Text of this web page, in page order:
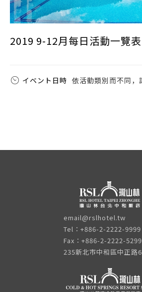
2019 9-12月每日活動一覽表
イベント日時 依活動類別而不同，
email@rslhotel.tw
Tel：+886-2-2222-9999
Fax：+886-2-2222-5299
235新北市中和區中正路